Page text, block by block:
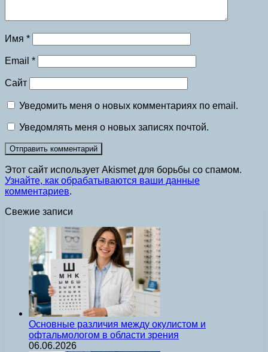
Имя *
Email *
Сайт
Уведомить меня о новых комментариях по email.
Уведомлять меня о новых записях почтой.
Этот сайт использует Akismet для борьбы со спамом.
Узнайте, как обрабатываются ваши данные
комментариев.
Свежие записи
Основные различия между окулистом и
офтальмологом в области зрения
06.06.2026